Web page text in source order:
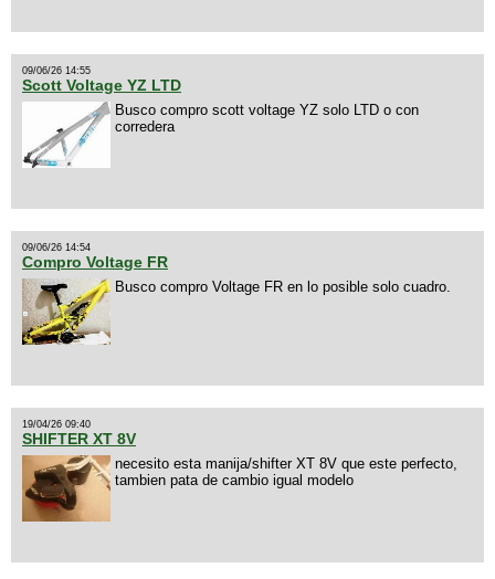
09/06/26 14:55
Scott Voltage YZ LTD
Busco compro scott voltage YZ solo LTD o con
corredera
09/06/26 14:54
Compro Voltage FR
Busco compro Voltage FR en lo posible solo cuadro.
19/04/26 09:40
SHIFTER XT 8V
necesito esta manija/shifter XT 8V que este perfecto,
tambien pata de cambio igual modelo